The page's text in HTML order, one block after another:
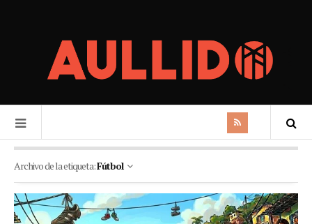
Archivo de la etiqueta:Fútbol